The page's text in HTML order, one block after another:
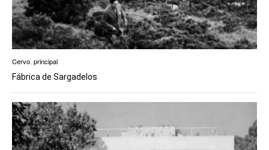
Cervo, principal
Fábrica de Sargadelos